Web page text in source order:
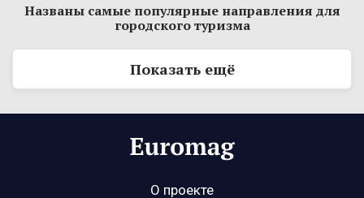
Названы самые популярные направления для
городского туризма
Показать ещё
О проекте